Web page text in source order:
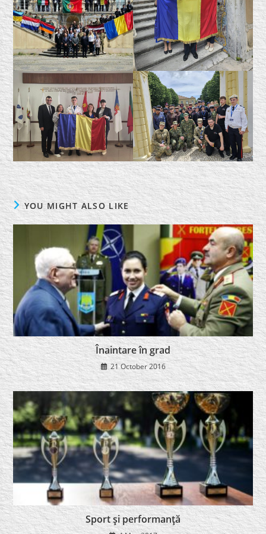
YOU MIGHT ALSO LIKE
Înaintare în grad
21 October 2016
Sport şi performanţă